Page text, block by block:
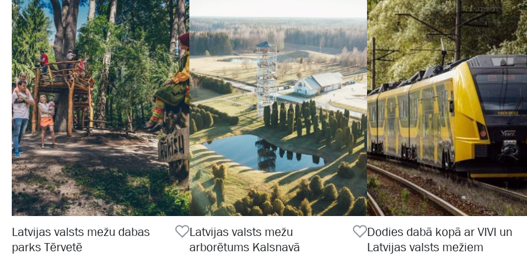
Latvijas valsts mežu dabas
parks Tērvetē
Latvijas valsts mežu
arborētums Kalsnavā
Dodies dabā kopā ar VIVI un
Latvijas valsts mežiem